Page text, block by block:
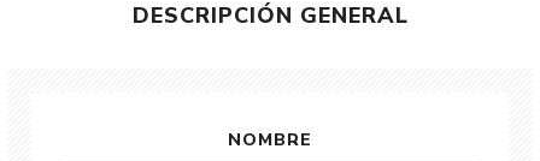
DESCRIPCIÓN GENERAL
NOMBRE